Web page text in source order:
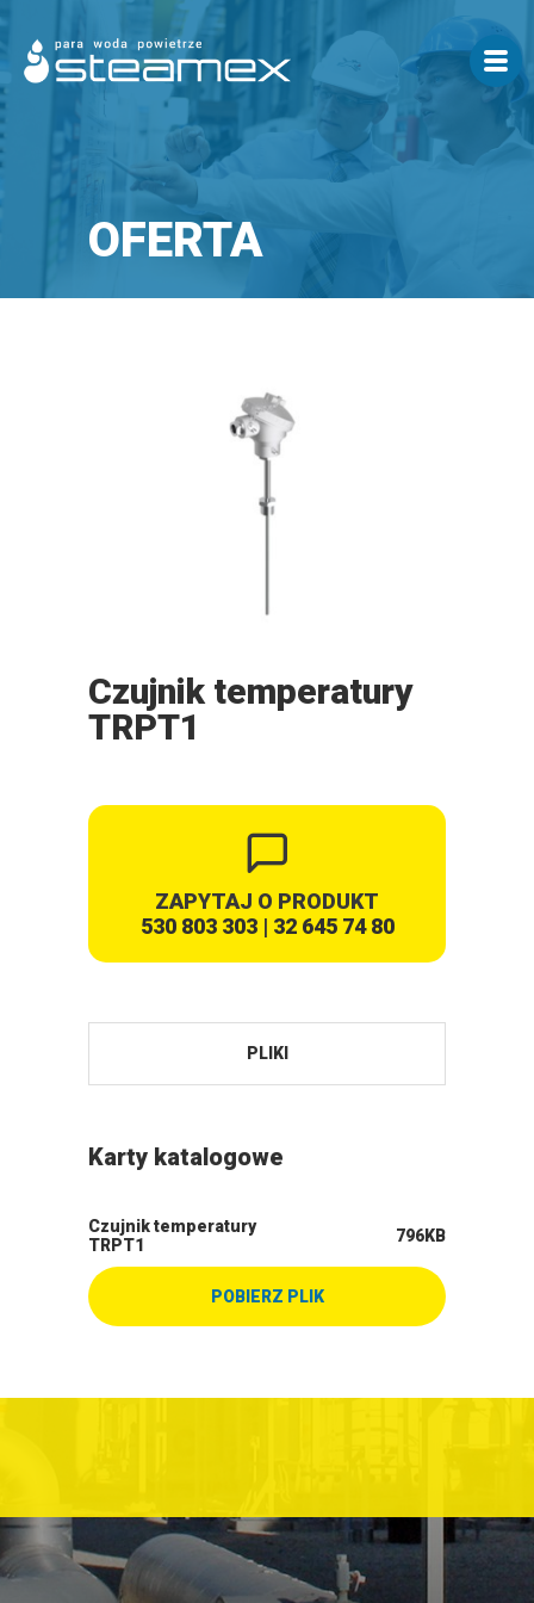
OFERTA
Czujnik temperatury
TRPT1
ZAPYTAJ O PRODUKT
530 803 303| 32 645 74 80
PLIKI
Karty katalogowe
Czujnik temperatury
TRPT1
796KB
POBIERZ PLIK